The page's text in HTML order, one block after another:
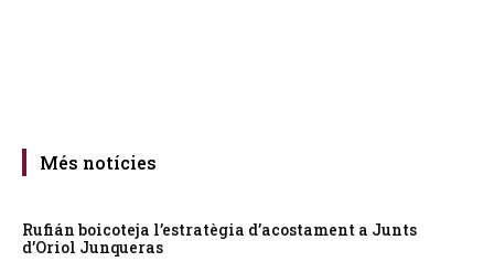
Més notícies
Rufián boicoteja l’estratègia d’acostament a Junts
d’Oriol Junqueras